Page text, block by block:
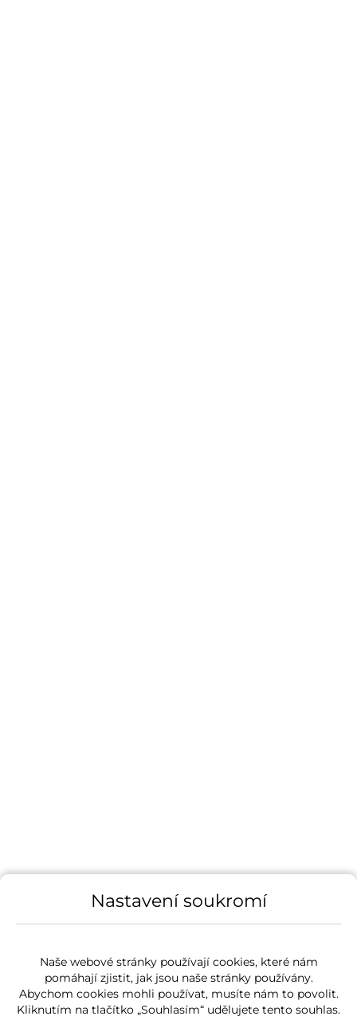
Nastavení soukromí
Naše webové stránky používají cookies, které nám
pomáhají zjistit, jak jsou naše stránky používány.
Abychom cookies mohli používat, musíte nám to povolit.
Kliknutím na tlačítko „Souhlasím“ udělujete tento souhlas.